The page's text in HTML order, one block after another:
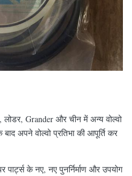
लोडर, Grander और चीन में अन्य वोल्वो
अपने वोल्वो प्रतिभा की आपूर्ति कर
के नए, नए पुनर्निर्माण और उपयोग